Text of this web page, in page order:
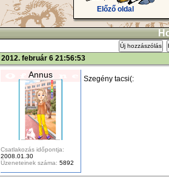
Előző oldal
Új hozzászólás
2012. február 6 21:56:53
Annus
Csatlakozás időpontja:
2008.01.30
Üzeneteinek száma: 5892
Szegény tacsi(: